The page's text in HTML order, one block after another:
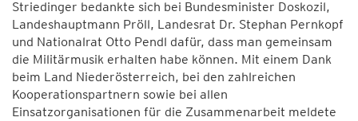
Striedinger bedankte sich bei Bundesminister Doskozil,
Landeshauptmann Pröll, Landesrat Dr. Stephan Pernkopf
und Nationalrat Otto Pendl dafür, dass man gemeinsam
die Militärmusik erhalten habe können. Mit einem Dank
beim Land Niederösterreich, bei den zahlreichen
Kooperationspartnern sowie bei allen
Einsatzorganisationen für die Zusammenarbeit meldete